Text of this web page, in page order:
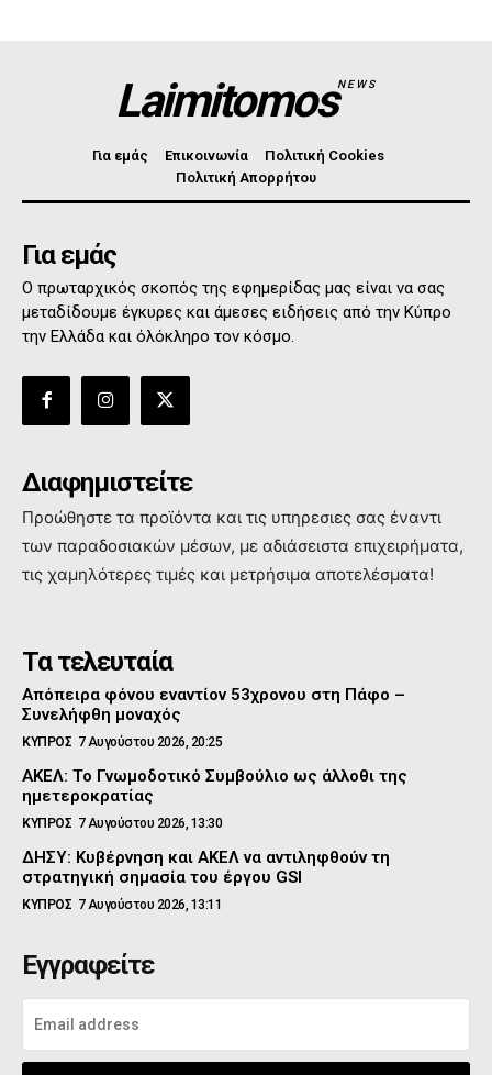
LaimitomosNEWS
Για εμάς Επικοινωνία
Πολιτική Cookies
Πολιτική Απορρήτου
Για εμάς
Ο πρωταρχικός σκοπός της εφημερίδας μας είναι να σας
μεταδίδουμε έγκυρες και άμεσες ειδήσεις από την Κύπρο
την Ελλάδα και όλόκληρο τον κόσμο.
Διαφημιστείτε
Προώθηστε τα προϊόντα και τις υπηρεσιες σας έναντι
των παραδοσιακών μέσων, με αδιάσειστα επιχειρήματα,
τις χαμηλότερες τιμές και μετρήσιμα αποτελέσματα!
Τα τελευταία
Απόπειρα φόνου εναντίον 53χρονου στη Πάφο –
Συνελήφθη μοναχός
ΚΥΠΡΟΣ 7 Αυγούστου 2026, 20:25
ΑΚΕΛ: Το Γνωμοδοτικό Συμβούλιο ως άλλοθι της
ημετεροκρατίας
ΚΥΠΡΟΣ 7 Αυγούστου 2026, 13:30
ΔΗΣΥ: Κυβέρνηση και ΑΚΕΛ να αντιληφθούν τη
στρατηγική σημασία του έργου GSI
ΚΥΠΡΟΣ 7 Αυγούστου 2026, 13:11
Εγγραφείτε